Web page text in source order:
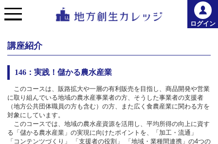
ログイン
講座紹介
146：実践！儲かる農水産業
このコースは、販路拡大や一層の有利販売を目指し、商品開発や営業
に取り組んでいる地域の農水産事業者の方、そうした事業者の支援者
（地方公共団体職員の方も含む）の方、また広く食農産業に関わる方を
対象にしています。
このコースでは、地域の農水産資源を活用し、平均所得の向上に資す
る「儲かる農水産業」の実現に向けたポイントを、「加工・流通」
「コンテンツづくり」 「支援者の役割」 「地域・業種間連携」の4つの